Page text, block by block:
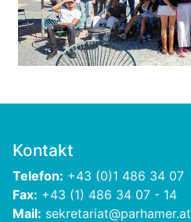
Kontakt
Telefon: +43 (0)1 486 34 07
Fax: +43 (1) 486 34 07 - 14
Mail: sekretariat@parhamer.at